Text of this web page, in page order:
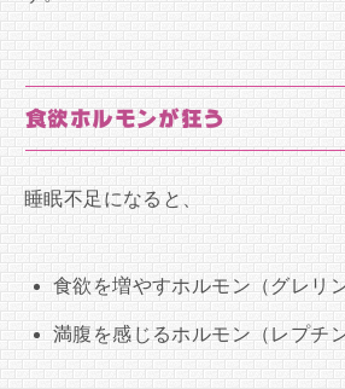
食欲ホルモンが狂う
睡眠不足になると、
食欲を増やすホルモン（グレリ
満腹を感じるホルモン（レプチ